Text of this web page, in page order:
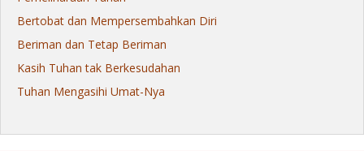
Bertobat dan Mempersembahkan Diri
Beriman dan Tetap Beriman
Kasih Tuhan tak Berkesudahan
Tuhan Mengasihi Umat-Nya